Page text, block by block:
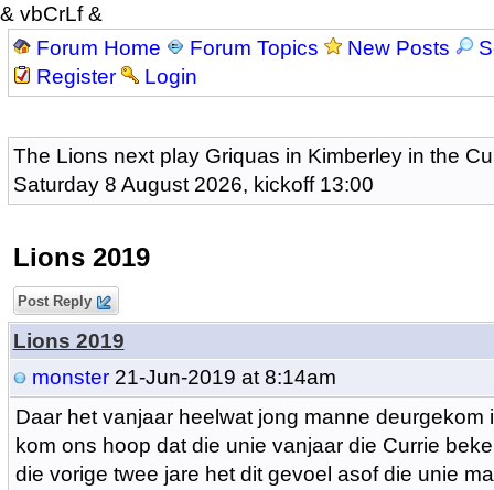
& vbCrLf &
Forum Home
Forum Topics New Posts
Register
Login
The Lions next play Griquas in Kimberley in the
Saturday 8 August 2026, kickoff 13:00
Lions 2019
Post Reply
Lions 2019
monster21-Jun-2019 at 8:14am
Daar het vanjaar heelwat jong manne deurgekom
kom ons hoop dat die unie vanjaar die Currie
die vorige twee jare het dit gevoel asof die unie